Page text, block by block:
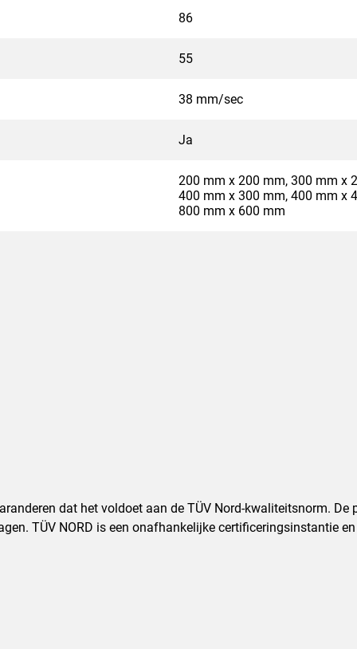
86
55
38 mm/sec
Ja
200 mm x 200 mm, 300 mm x
400 mm x 300 mm, 400 mm x
800 mm x 600 mm
dat het voldoet aan de TÜV Nord-kwaliteitsnorm.
TÜV NORD is een onafhankelijke certificeringsinstantie